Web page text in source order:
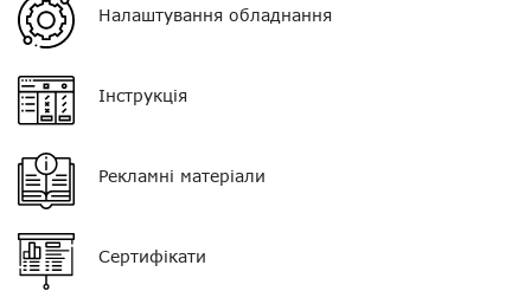
Гарантія
VOX
Клавіатура
Тип мікрофона
Кнопка PTT
Налаштування обладнання
Інструкція
Рекламні матеріали
Сертифікати